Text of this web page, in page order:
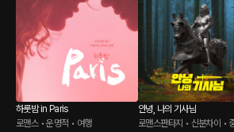
하룻밤 in Paris
로맨스 • 운명적 • 여행
안녕, 나의 기사님
로맨스판타지 • 신분차이 •